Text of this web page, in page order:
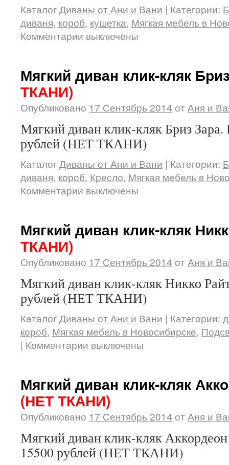
КаталогДиваны от Ани и Вани | Категории:
диваня, короб, кушетка, Мягкая мебель в
Комментарии выключены
Мягкий диван клик-кляк
ТКАНИ)
Опубликовано 17 Сентябрь 2014 отАня и
Мягкий диван клик-кляк Бриз Зара.
рублей (НЕТ ТКАНИ)
КаталогДиваны от Ани и Вани | Категории:
диваня, короб, Кресло, Мягкая мебель в
Комментарии выключены
Мягкий диван клик-кляк
ТКАНИ)
Опубликовано 17 Сентябрь 2014 отАня и
Мягкий диван клик-кляк Никко
рублей (НЕТ ТКАНИ)
КаталогДиваны от Ани и Вани | Категории:
короб, Мягкая мебель в Новосибирске,
| Комментарии выключены
Мягкий диван клик-кляк
(НЕТ ТКАНИ)
Опубликовано 17 Сентябрь 2014 отАня и
Мягкий диван клик-кляк
15500 рублей (НЕТ ТКАНИ)